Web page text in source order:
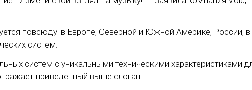
повсюду: в Европе, Северной и Южной Америке, России,
систем.
систем с уникальными техническими характеристиками
приведенный выше слоган.